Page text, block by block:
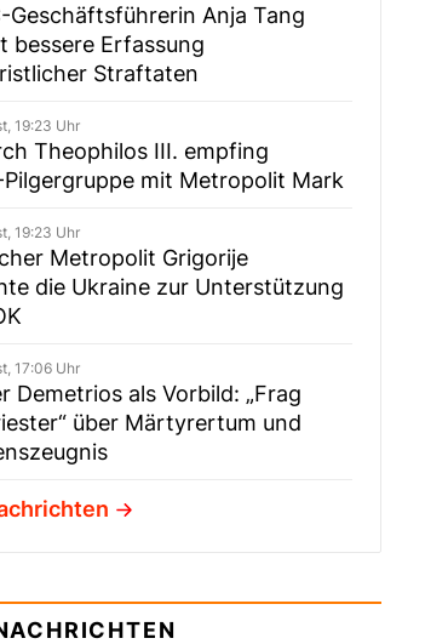
Geschäftsführerin Anja Tang
bessere Erfassung
Straftaten
19:23 Uhr
Theophilos III. empfing
Pilgergruppe mit Metropolit Mark
19:23 Uhr
Metropolit Grigorije
die Ukraine zur Unterstützung
17:06 Uhr
Demetrios als Vorbild: „Frag
über Märtyrertum und